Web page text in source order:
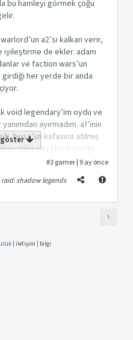
bu hamleyi görmek çoğu
a2’si kalkan verir,
de ekler. adam
ve faction wars’un
her yerde bir anda
void legendary’im oydu ve
ayırmadım. a1’inin
boss’un kafasına atılmış
tabii onu klan boss’ta
otomatik oynamayacaksın;
diye bağıran bir şampiyon.
#3gamer|9 ay önce
raid: shadow legends
1
kapat kaydet
| iletişim bilgi